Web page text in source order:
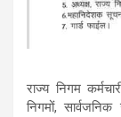
राज्य निगम
निगमों,